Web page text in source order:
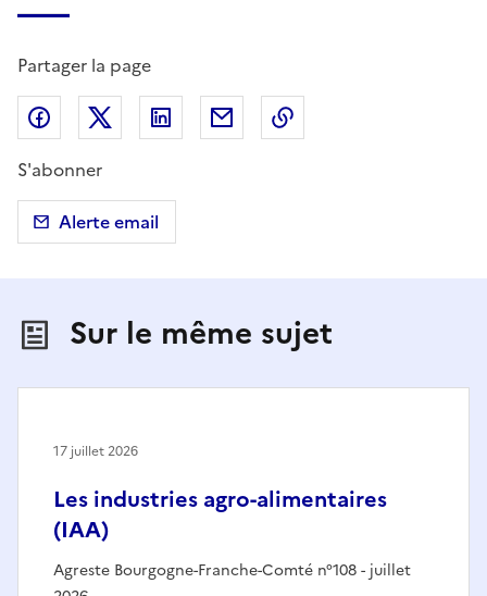
Partager la page
Partager sur Facebook
Partager sur X (anciennement Twitter)
Partager sur LinkedIn
Partager par email
S'abonner
Alerte email
Sur le même sujet
Les industries agro-alimentaires
(IAA)
Agreste Bourgogne-Franche-Comté n°108 - juillet
17 juillet 2026